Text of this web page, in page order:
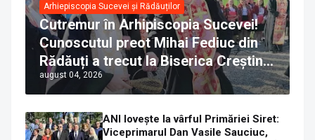
Arhiepiscopia Sucevei și Rădăuților
Cutremur în Arhipiscopia Sucevei!
Cunoscutul preot Mihai Fediuc din
Rădăuți a trecut la Biserica Creștină
Ortodoxă Valahă. ÎPS Calinic anunță
că îi pregătește judecata canonică
august 04, 2026
ANI lovește la vârful Primăriei Siret:
Viceprimarul Dan Vasile Sauciuc,